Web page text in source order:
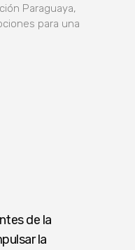
Paraguaya,
para una
de la
la